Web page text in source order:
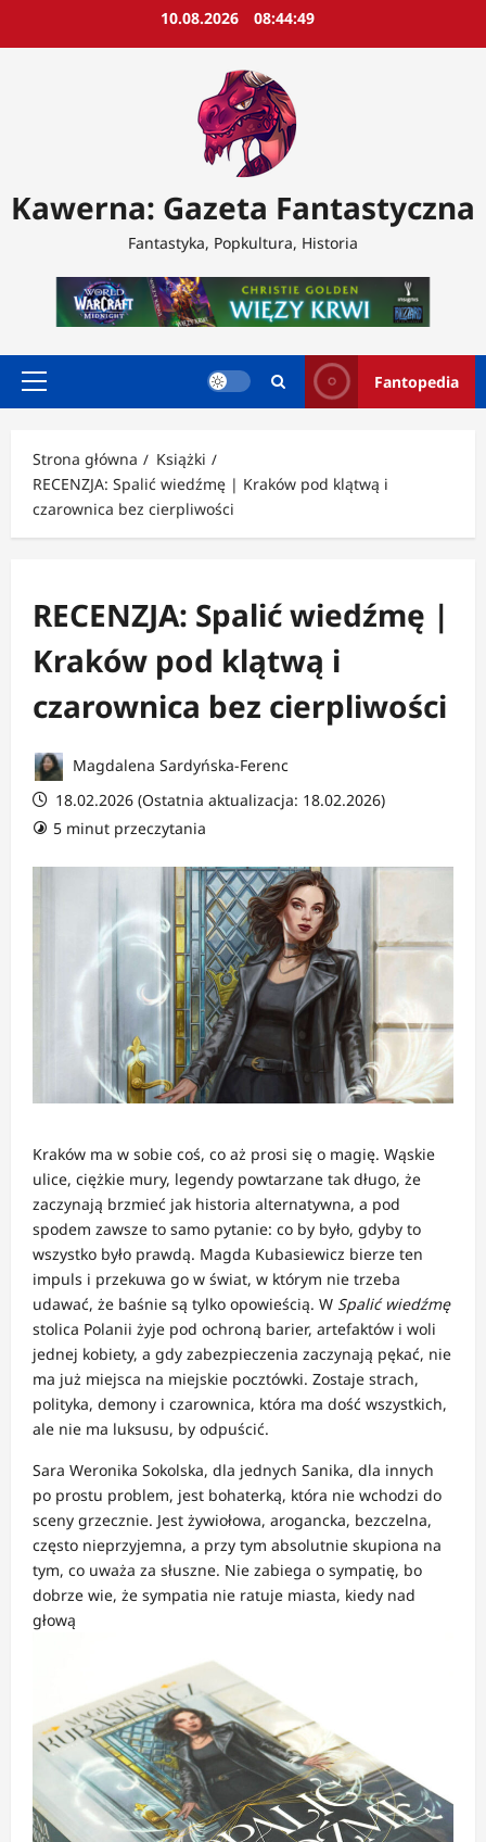
10.08.2026 08:44:51
Kawerna: Gazeta Fantastyczna
Fantastyka, Popkultura, Historia
Menu
Fantopedia
Strona główna
Książki
RECENZJA: Spalić wiedźmę | Kraków pod klątwą i
czarownica bez cierpliwości
RECENZJA: Spalić wiedźmę |
Kraków pod klątwą i
czarownica bez cierpliwości
Magdalena Sardyńska-Ferenc
18.02.2026 (Ostatnia aktualizacja: 18.02.2026)
5 minut przeczytania
Kraków ma w sobie coś, co aż prosi się o magię. Wąskie
ulice, ciężkie mury, legendy powtarzane tak długo, że
zaczynają brzmieć jak historia alternatywna, a pod
spodem zawsze to samo pytanie: co by było, gdyby to
wszystko było prawdą. Magda Kubasiewicz bierze ten
impuls i przekuwa go w świat, w którym nie trzeba
udawać, że baśnie są tylko opowieścią. W Spalić wiedźmę
stolica Polanii żyje pod ochroną barier, artefaktów i woli
jednej kobiety, a gdy zabezpieczenia zaczynają pękać, nie
ma już miejsca na miejskie pocztówki. Zostaje strach,
polityka, demony i czarownica, która ma dość wszystkich,
ale nie ma luksusu, by odpuścić.
Sara Weronika Sokolska, dla jednych Sanika, dla innych
po prostu problem, jest bohaterką, która nie wchodzi do
sceny grzecznie. Jest żywiołowa, arogancka, bezczelna,
często nieprzyjemna, a przy tym absolutnie skupiona na
tym, co uważa za słuszne. Nie zabiega o sympatię, bo
dobrze wie, że sympatia nie ratuje miasta, kiedy nad
głową